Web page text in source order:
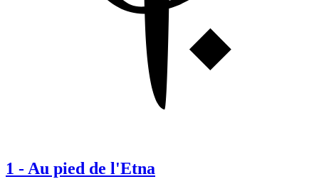
1 - Au pied de l'Etna